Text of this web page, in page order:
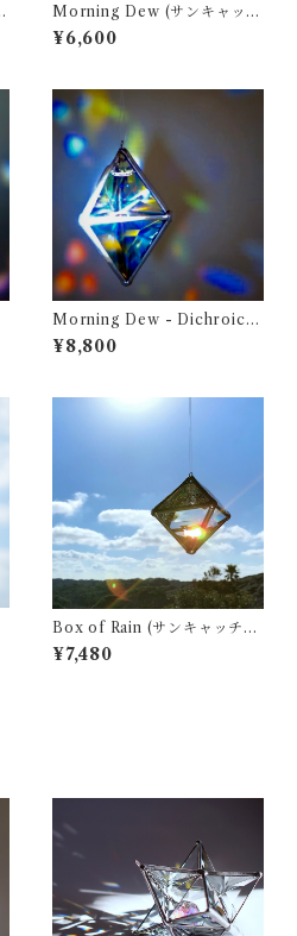
Morning Dew (サンキャッチ
ャー ・ ウォータープリズム)
¥6,600
Morning Dew - Dichroic
(サンキャッチャー ・ ウォー
タープリズム)
¥8,800
Box of Rain (サンキャッチャ
ー ・ ウォータープリズム)
¥7,480